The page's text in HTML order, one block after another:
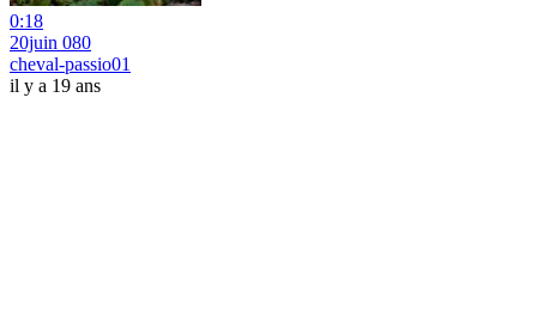
0:18
20juin 080
cheval-passio01
il y a 19 ans